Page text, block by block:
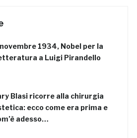
1934, Nobel per la
a Luigi Pirandello
Blasi ricorre alla chirurgia
ecco come era prima e
adesso…